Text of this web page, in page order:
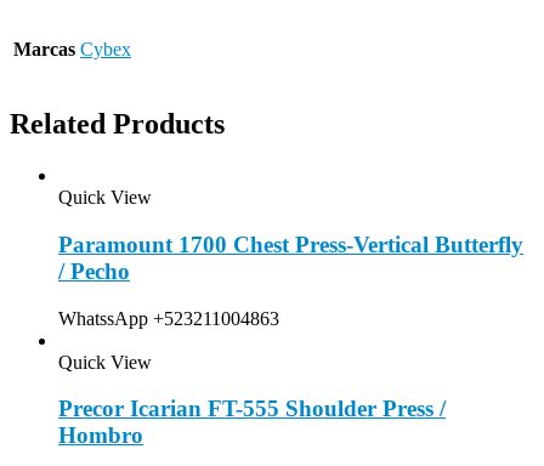
Marcas Cybex
Related Products
Quick View
Paramount 1700 Chest Press-Vertical Butterfly
/ Pecho
WhatssApp +523211004863
Quick View
Precor Icarian FT-555 Shoulder Press /
Hombro